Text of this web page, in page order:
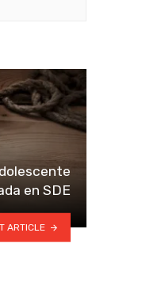
en SDE
ARTICLE